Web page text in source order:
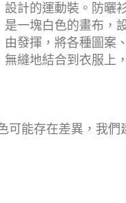
設計的運動裝。防曬
是一塊白色的畫布，
由發揮，將各種圖案
無縫地結合到衣服上
可能存在差異，我們